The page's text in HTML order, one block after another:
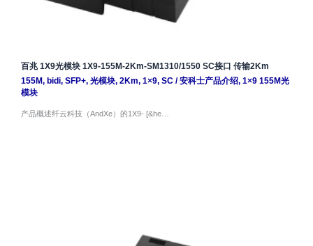
百兆 1X9光模块 1X9-155M-2Km-SM1310/1550 SC接口 传输2Km
155M, bidi, SFP+, 光模块, 2Km, 1×9, SC/安科士产品介绍, 1×9 155M光
模块
产品概述纤云科技（AndXe）的1X9- [&he…